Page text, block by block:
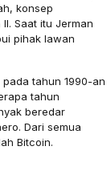
konsep
Saat itu Jerman
pihak lawan
tahun 1990-an
tahun
beredar
Dari semua
Bitcoin.